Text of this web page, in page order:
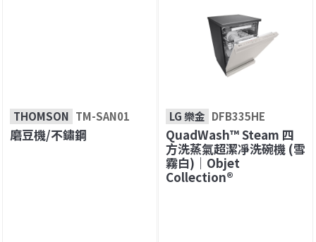
THOMSON TM-SAN01
磨豆機/不鏽鋼
LG 樂金 DFB335HE
QuadWash™ Steam 四
方洗蒸氣超潔凈洗碗機 (雪
霧白)｜Objet
Collection®